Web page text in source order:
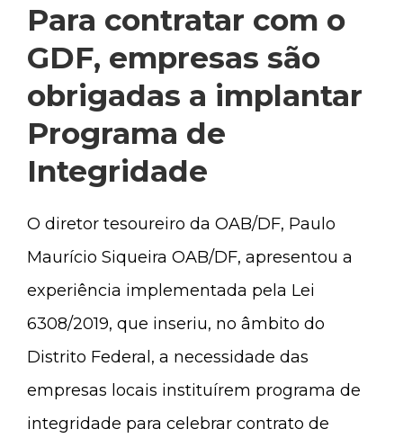
Para contratar com o
GDF, empresas são
obrigadas a implantar
Programa de
Integridade
O diretor tesoureiro da OAB/DF, Paulo
Maurício Siqueira OAB/DF, apresentou a
experiência implementada pela Lei
6308/2019, que inseriu, no âmbito do
Distrito Federal, a necessidade das
empresas locais instituírem programa de
integridade para celebrar contrato de